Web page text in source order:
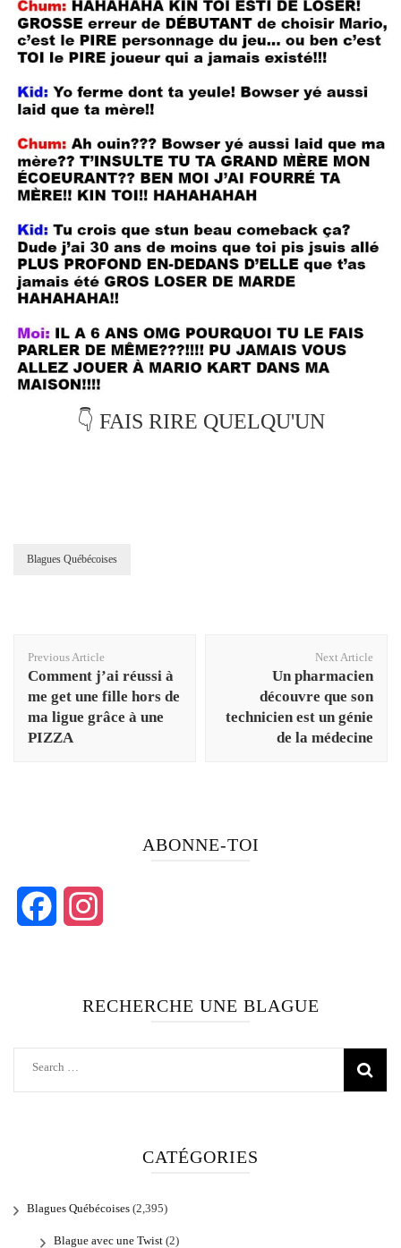
👇 FAIS RIRE QUELQU'UN
Blagues Québécoises
Navigation
Previous Article
Comment j’ai réussi à
me get une fille hors de
ma ligue grâce à une
PIZZA
Next Article
Un pharmacien
découvre que son
technicien est un génie
de la médecine
ABONNE-TOI
Facebook
RECHERCHE UNE BLAGUE
Search
CATÉGORIES
Blagues Québécoises (2,395)
Blague avec une Twist (2)